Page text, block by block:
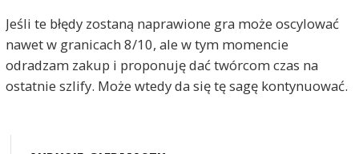
Jeśli te błędy zostaną naprawione gra może oscylować
nawet w granicach 8/10, ale w tym momencie
odradzam zakup i proponuję dać twórcom czas na
ostatnie szlify. Może wtedy da się tę sagę kontynuować.